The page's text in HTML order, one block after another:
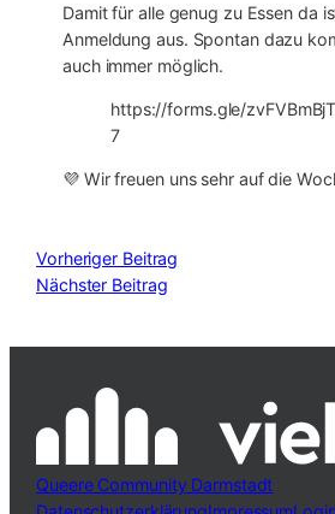
Damit für alle genug zu Essen da
Anmeldung aus. Spontan dazu
auch immer möglich.
https://forms.gle/
7
💜 Wir freuen uns sehr auf die
Vorheriger Beitrag
Nächster Beitrag
Queere Community Darmstadt